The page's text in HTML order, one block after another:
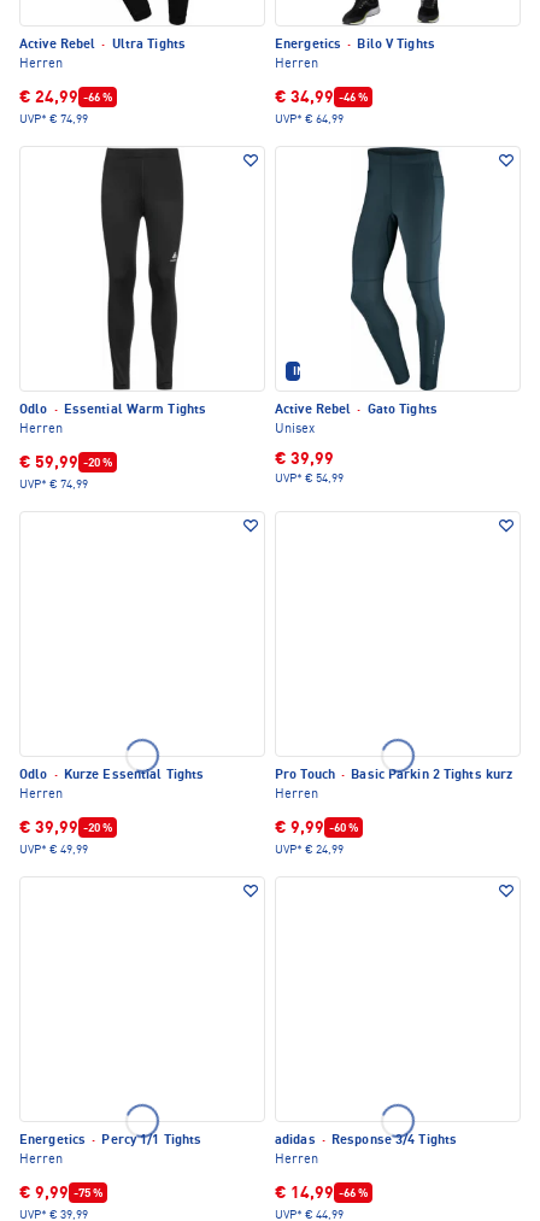
Active Rebel · Ultra Tights
Herren
€ 24,99 -66 %
UVP* € 74,99
Energetics · Bilo V Tights
Herren
€ 34,99 -46 %
UVP* € 64,99
Odlo · Essential Warm Tights
Herren
€ 59,99 -20 %
UVP* € 74,99
IM SET ERHÄLTLICH
Active Rebel · Gato Tights
Unisex
€ 39,99
UVP* € 54,99
Odlo · Kurze Essential Tights
Herren
€ 39,99 -20 %
UVP* € 49,99
Pro Touch · Basic Parkin 2 Tights kurz
Herren
€ 9,99 -60 %
UVP* € 24,99
Energetics · Percy 1/1 Tights
Herren
€ 9,99 -75 %
UVP* € 39,99
adidas · Response 3/4 Tights
Herren
€ 14,99 -66 %
UVP* € 44,99